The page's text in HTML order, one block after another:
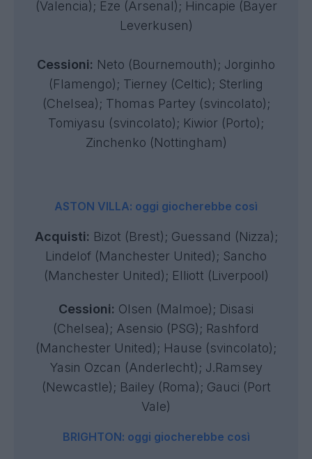
(Valencia); Eze (Arsenal); Hincapie (Bayer
Leverkusen)
Cessioni: Neto (Bournemouth); Jorginho
(Flamengo); Tierney (Celtic); Sterling
(Chelsea); Thomas Partey (svincolato);
Tomiyasu (svincolato); Kiwior (Porto);
Zinchenko (Nottingham)
ASTON VILLA: oggi giocherebbe così
Acquisti: Bizot (Brest); Guessand (Nizza);
Lindelof (Manchester United); Sancho
(Manchester United); Elliott (Liverpool)
Cessioni: Olsen (Malmoe); Disasi
(Chelsea); Asensio (PSG); Rashford
(Manchester United); Hause (svincolato);
Yasin Ozcan (Anderlecht); J.Ramsey
(Newcastle); Bailey (Roma); Gauci (Port
Vale)
BRIGHTON: oggi giocherebbe così